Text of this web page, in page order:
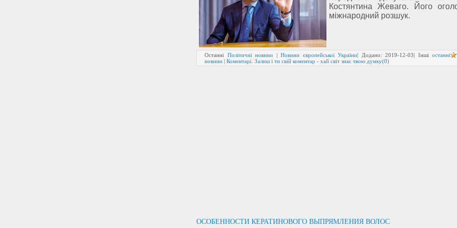
Костянтина Жеваго. Його
міжнародний розшук.
Останні Політичні новини | Новини європейської України| Додано: 2019-12-03| Інші останні
новини | Коментарі. Залиш і ти свій коментар - хай світ знає твою думку(0)
ОСОБЕННОСТИ КЕРАТИНОВОГО ВЫПРЯМЛЕНИЯ ВОЛОС